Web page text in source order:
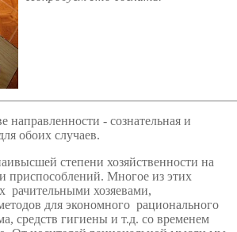
- сознательная и
обоих случаев.
степени хозяйственности на
приспособлений. Многое из этих
рачительными хозяевами,
для экономного рационального
средств гигиены и т.д. со временем